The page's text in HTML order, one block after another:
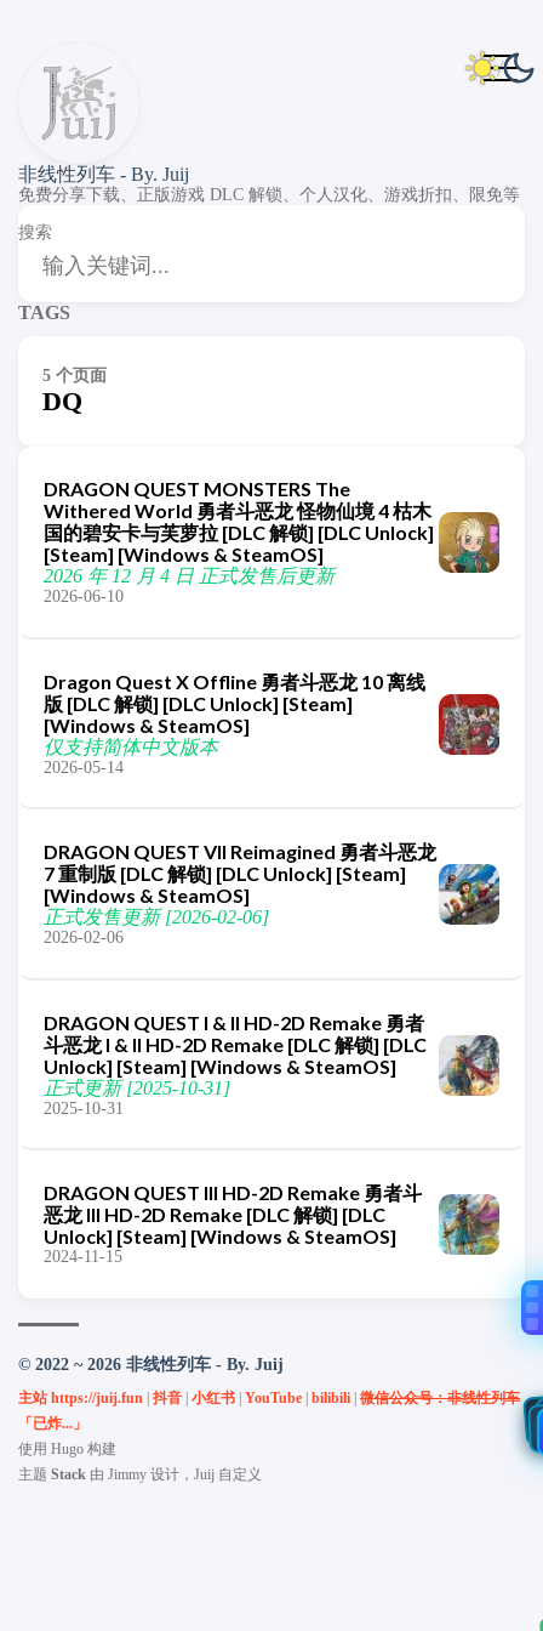
非线性列车 - By. Juij
免费分享下载、正版游戏 DLC 解锁、个人汉化、游戏折扣、限免等
搜索
TAGS
5 个页面
DQ
DRAGON QUEST MONSTERS The
Withered World 勇者斗恶龙 怪物仙境 4 枯木
国的碧安卡与芙萝拉 [DLC 解锁] [DLC Unlock]
[Steam] [Windows & SteamOS]
2026 年 12 月 4 日 正式发售后更新
2026-06-10
Dragon Quest X Offline 勇者斗恶龙 10 离线
版 [DLC 解锁] [DLC Unlock] [Steam]
[Windows & SteamOS]
仅支持简体中文版本
2026-05-14
DRAGON QUEST VII Reimagined 勇者斗恶龙
7 重制版 [DLC 解锁] [DLC Unlock] [Steam]
[Windows & SteamOS]
正式发售更新 [2026-02-06]
2026-02-06
DRAGON QUEST I & II HD-2D Remake 勇者
斗恶龙 I & II HD-2D Remake [DLC 解锁] [DLC
Unlock] [Steam] [Windows & SteamOS]
正式更新 [2025-10-31]
2025-10-31
DRAGON QUEST III HD-2D Remake 勇者斗
恶龙 III HD-2D Remake [DLC 解锁] [DLC
Unlock] [Steam] [Windows & SteamOS]
2024-11-15
© 2022 ~ 2026 非线性列车 - By. Juij
主站 https://juij.fun 抖音 小红书 YouTube bilibili 微信公众号：非线性列车
「已炸...」
使用 Hugo 构建
主题 Stack 由 Jimmy 设计，Juij 自定义